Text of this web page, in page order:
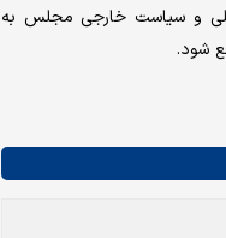
امنیت ملی و سیاست خارجی مجلس به
شود.